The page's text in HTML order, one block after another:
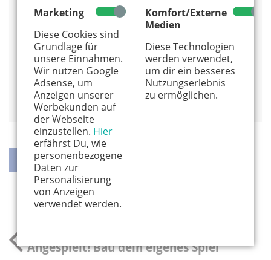
Marketing
Diese Cookies sind
Grundlage für
unsere Einnahmen.
Wir nutzen Google
Adsense, um
Anzeigen unserer
Werbekunden auf
der Webseite
einzustellen. Hier
erfährst Du, wie
personenbezogene
Daten zur
Personalisierung
von Anzeigen
verwendet werden.
Komfort/Externe
Medien
Diese Technologien
werden verwendet,
um dir ein besseres
Nutzungserlebnis
zu ermöglichen.
0221 - 29 82 94 83
Alles von diesem Anbieter anzeigen
Info und Anmeldung
Auf Google Maps anzeigen
teilentwitternweiterleiten
Angespielt! Bau dein eigenes Spiel